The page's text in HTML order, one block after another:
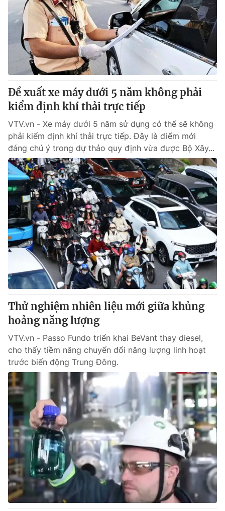
® Cấm sao chép dưới mọi hình thức nếu không có sự chấp
thuận bằng văn bản. Ghi rõ nguồn VTV.vn khi phát hành lại
thông tin từ website này.
Đề xuất xe máy dưới 5 năm không phải
kiểm định khí thải trực tiếp
VTV.vn - Xe máy dưới 5 năm sử dụng có thể sẽ không
phải kiểm định khí thải trực tiếp. Đây là điểm mới
đáng chú ý trong dự thảo quy định vừa được Bộ Xây...
Thử nghiệm nhiên liệu mới giữa khủng
hoảng năng lượng
VTV.vn - Passo Fundo triển khai BeVant thay diesel,
cho thấy tiềm năng chuyển đổi năng lượng linh hoạt
trước biến động Trung Đông.